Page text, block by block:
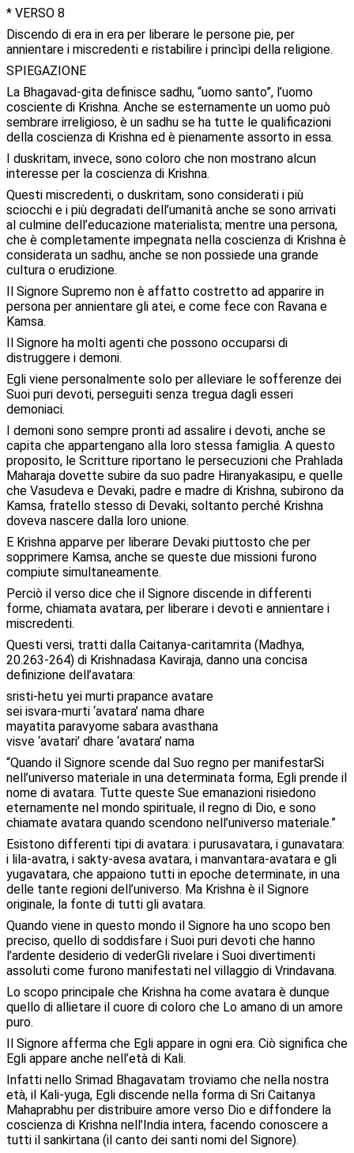
* VERSO 8
Discendo di era in era per liberare le persone pie, per
annientare i miscredenti e ristabilire i princìpi della religione.
SPIEGAZIONE
La Bhagavad-gita definisce sadhu, “uomo santo”, l’uomo
cosciente di Krishna. Anche se esternamente un uomo può
sembrare irreligioso, è un sadhu se ha tutte le qualificazioni
della coscienza di Krishna ed è pienamente assorto in essa.
I duskritam, invece, sono coloro che non mostrano alcun
interesse per la coscienza di Krishna.
Questi miscredenti, o duskritam, sono considerati i più
sciocchi e i più degradati dell’umanità anche se sono arrivati
al culmine dell’educazione materialista; mentre una persona,
che è completamente impegnata nella coscienza di Krishna è
considerata un sadhu, anche se non possiede una grande
cultura o erudizione.
Il Signore Supremo non è affatto costretto ad apparire in
persona per annientare gli atei, e come fece con Ravana e
Kamsa.
Il Signore ha molti agenti che possono occuparsi di
distruggere i demoni.
Egli viene personalmente solo per alleviare le sofferenze dei
Suoi puri devoti, perseguiti senza tregua dagli esseri
demoniaci.
I demoni sono sempre pronti ad assalire i devoti, anche se
capita che appartengano alla loro stessa famiglia. A questo
proposito, le Scritture riportano le persecuzioni che Prahlada
Maharaja dovette subire da suo padre Hiranyakasipu, e quelle
che Vasudeva e Devaki, padre e madre di Krishna, subirono da
Kamsa, fratello stesso di Devaki, soltanto perché Krishna
doveva nascere dalla loro unione.
E Krishna apparve per liberare Devaki piuttosto che per
sopprimere Kamsa, anche se queste due missioni furono
compiute simultaneamente.
Perciò il verso dice che il Signore discende in differenti
forme, chiamata avatara, per liberare i devoti e annientare i
miscredenti.
Questi versi, tratti dalla Caitanya-caritamrita (Madhya,
20.263-264) di Krishnadasa Kaviraja, danno una concisa
definizione dell’avatara:
sristi-hetu yei murti prapance avatare
sei isvara-murti ‘avatara’ nama dhare
mayatita paravyome sabara avasthana
visve ‘avatari’ dhare ‘avatara’ nama
“Quando il Signore scende dal Suo regno per manifestarSi
nell’universo materiale in una determinata forma, Egli prende il
nome di avatara. Tutte queste Sue emanazioni risiedono
eternamente nel mondo spirituale, il regno di Dio, e sono
chiamate avatara quando scendono nell’universo materiale.”
Esistono differenti tipi di avatara: i purusavatara, i gunavatara:
i lila-avatra, i sakty-avesa avatara, i manvantara-avatara e gli
yugavatara, che appaiono tutti in epoche determinate, in una
delle tante regioni dell’universo. Ma Krishna è il Signore
originale, la fonte di tutti gli avatara.
Quando viene in questo mondo il Signore ha uno scopo ben
preciso, quello di soddisfare i Suoi puri devoti che hanno
l’ardente desiderio di vederGli rivelare i Suoi divertimenti
assoluti come furono manifestati nel villaggio di Vrindavana.
Lo scopo principale che Krishna ha come avatara è dunque
quello di allietare il cuore di coloro che Lo amano di un amore
puro.
Il Signore afferma che Egli appare in ogni era. Ciò significa che
Egli appare anche nell’età di Kali.
Infatti nello Srimad Bhagavatam troviamo che nella nostra
età, il Kali-yuga, Egli discende nella forma di Sri Caitanya
Mahaprabhu per distribuire amore verso Dio e diffondere la
coscienza di Krishna nell’India intera, facendo conoscere a
tutti il sankirtana (il canto dei santi nomi del Signore).